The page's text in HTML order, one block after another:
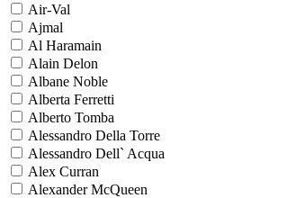
Air-Val
Ajmal
Al Haramain
Alain Delon
Albane Noble
Alberta Ferretti
Alberto Tomba
Alessandro Della Torre
Alessandro Dell` Acqua
Alex Curran
Alexander McQueen